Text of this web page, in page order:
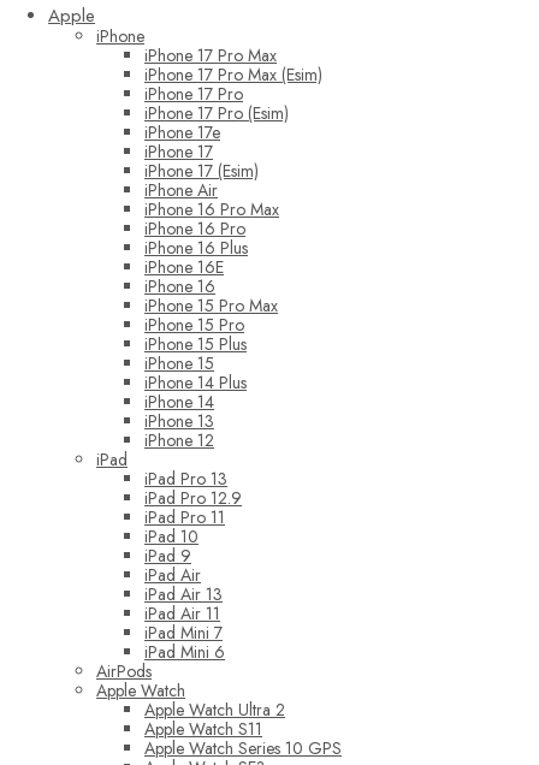
Apple
iPhone
iPhone 17 Pro Max
iPhone 17 Pro Max (Esim)
iPhone 17 Pro
iPhone 17 Pro (Esim)
iPhone 17e
iPhone 17
iPhone 17 (Esim)
iPhone Air
iPhone 16 Pro Max
iPhone 16 Pro
iPhone 16 Plus
iPhone 16E
iPhone 16
iPhone 15 Pro Max
iPhone 15 Pro
iPhone 15 Plus
iPhone 15
iPhone 14 Plus
iPhone 14
iPhone 13
iPhone 12
iPad
iPad Pro 13
iPad Pro 12.9
iPad Pro 11
iPad 10
iPad 9
iPad Air
iPad Air 13
iPad Air 11
iPad Mini 7
iPad Mini 6
AirPods
Apple Watch
Apple Watch Ultra 2
Apple Watch S11
Apple Watch Series 10 GPS